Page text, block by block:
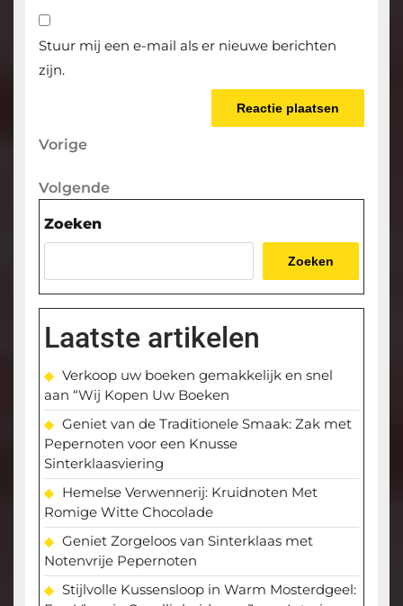
Stuur mij een e-mail als er nieuwe berichten
zijn.
Berichtnavigatie
Vorige
Vorige
Volgende
Volgende
Zoeken
Zoeken
Laatste artikelen
Verkoop uw boeken gemakkelijk en snel
aan “Wij Kopen Uw Boeken
Geniet van de Traditionele Smaak: Zak met
Pepernoten voor een Knusse
Sinterklaasviering
Hemelse Verwennerij: Kruidnoten Met
Romige Witte Chocolade
Geniet Zorgeloos van Sinterklaas met
Notenvrije Pepernoten
Stijlvolle Kussensloop in Warm Mosterdgeel: